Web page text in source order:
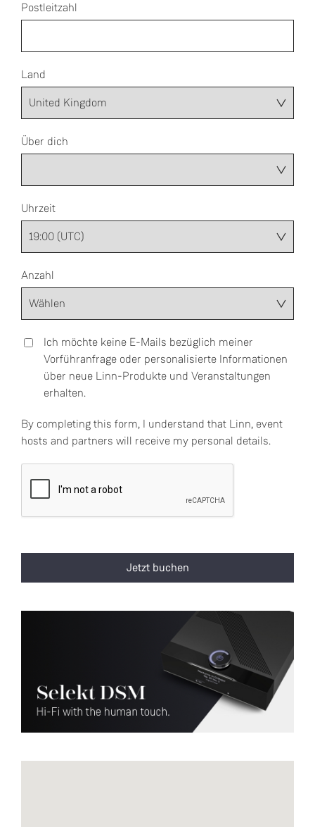
Postleitzahl
Land
Über dich
Uhrzeit
Anzahl
Ich möchte keine E-Mails bezüglich meiner
Vorführanfrage oder personalisierte Informationen
über neue Linn-Produkte und Veranstaltungen
erhalten.
By completing this form, I understand that Linn, event
hosts and partners will receive my personal details.